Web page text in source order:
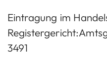
Eintragung im
3491